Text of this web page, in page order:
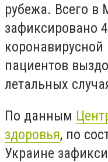
рубежа. Всего в
зафиксировано
пациентов
летальных
По данным
здоровья, по
Украине